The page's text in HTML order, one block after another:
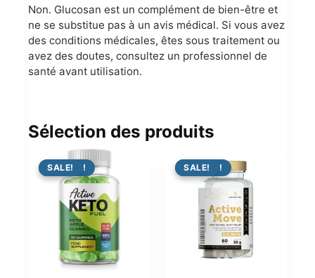
Non. Glucosan est un complément de bien-être et
ne se substitue pas à un avis médical. Si vous avez
des conditions médicales, êtes sous traitement ou
avez des doutes, consultez un professionnel de
santé avant utilisation.
Sélection des produits
PROMO !
SALE! PROMO !
SALE!